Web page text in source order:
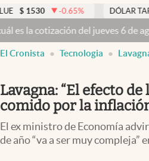
Economía y Política
Finanzas y Mercados
Mercados Online
Columnistas
Otras secciones
Apertura
-0.65 % DÓLAR TARJETA $ 1976
6 de agosto minuto a minutoEl
El Cronista Tecnologia
Lavagna: “El efecto
comido por la
El ex ministro de Economía
de año “va a ser muy compleja”